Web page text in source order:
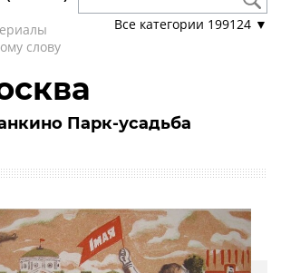
слову
Все категории 199124 ▼
Парк-усадьба